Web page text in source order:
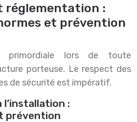
réglementation :
et prévention
primordiale lors de toute
porteuse. Le respect des
de sécurité est impératif.
l’installation :
prévention